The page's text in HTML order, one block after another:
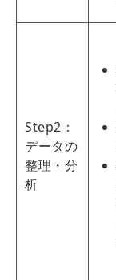
Step2：
データの
整理・分
析